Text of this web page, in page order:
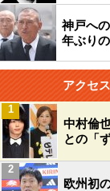
神戸へ
年ぶり
アクセ
中村倫
との「
1
欧州初
2